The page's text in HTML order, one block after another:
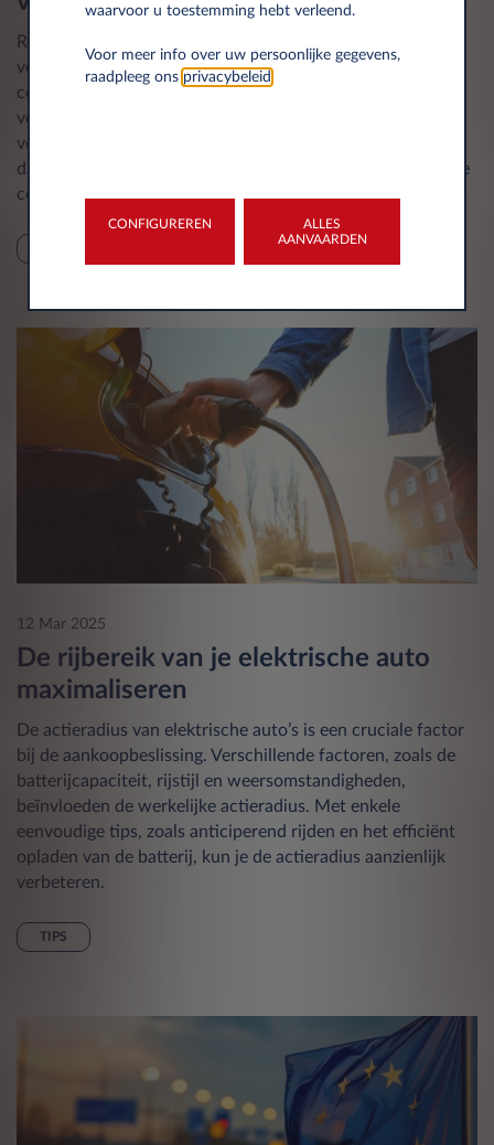
Regelmatig onderhoud van je auto is cruciaal voor
veiligheid, prestaties en levensduur. Het plannen van
controles, invullen van het onderhoudsboekje en het tijdig
vervangen van onderdelen kunnen dure reparaties
voorkomen. Elektrische auto’s vereisen minder onderhoud
dan voertuigen met verbrandingsmotoren, maar periodieke
controles blijven noodzakelijk.
12 Mar 2025
De rijbereik van je elektrische auto
maximaliseren
De actieradius van elektrische auto’s is een cruciale factor
bij de aankoopbeslissing. Verschillende factoren, zoals de
batterijcapaciteit, rijstijl en weersomstandigheden,
beïnvloeden de werkelijke actieradius. Met enkele
eenvoudige tips, zoals anticiperend rijden en het efficiënt
opladen van de batterij, kun je de actieradius aanzienlijk
verbeteren.
TIPS
waarvoor u toestemming hebt verleend.
Voor meer info over uw persoonlijke gegevens,
raadpleeg ons privacybeleid.
CONFIGUREREN
ALLES
AANVAARDEN